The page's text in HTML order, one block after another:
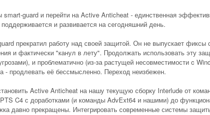
guard и перейти на Active Anticheat - единственная
и развивается на сегодняшний день.
прекратил работу над своей защитой. Он не выпускает
и фактически "канул в лету". Продолжать использовать эту
и проблематично (из-за растущей несовместимости c
- продлевать её бессмысленно. Переход неизбежен.
Active Anticheat на нашу текущую сборку Interlude от
C4 с доработками (и команды AdvExt64 и нашими) до
давно прекращены. Интегрировать современные системы